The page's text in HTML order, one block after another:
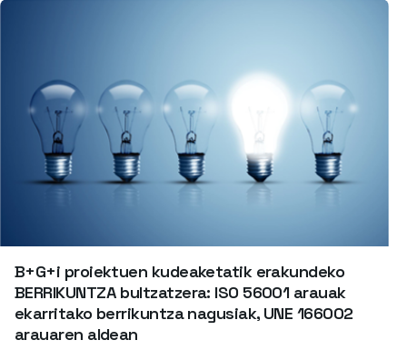
B+G+i proiektuen kudeaketatik erakundeko
BERRIKUNTZA bultzatzera: ISO 56001 arauak
ekarritako berrikuntza nagusiak, UNE 166002
arauaren aldean